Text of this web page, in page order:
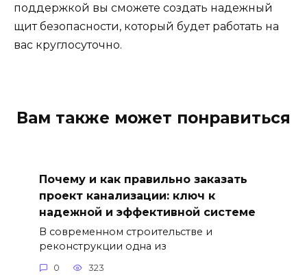
поддержкой вы сможете создать надежный
щит безопасности, который будет работать на
вас круглосуточно.
Вам также может понравиться
Почему и как правильно заказать
проект канализации: ключ к
надежной и эффективной системе
В современном строительстве и
реконструкции одна из
0 323